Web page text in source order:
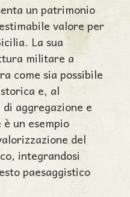
un patrimonio
valore per
La sua
militare a
come sia possibile
e, al
aggregazione e
un esempio
del
integrandosi
paesaggistico